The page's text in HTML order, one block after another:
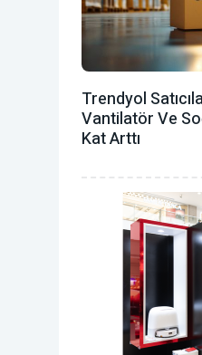
Trendyol
Vantilatör ‎ve
Kat Arttı